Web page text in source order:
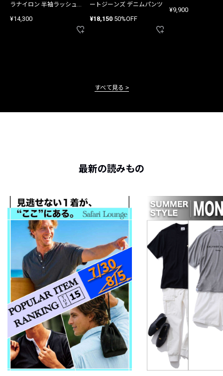
ラナイロン 半袖ラッシュガ
¥14,300
ートジーンズ デニムパンツ
¥18,150 50%OFF
¥9,900
すべて見る
最新の読みもの